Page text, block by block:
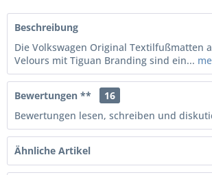
Beschreibung
Die Volkswagen Original Textilfußmatten
Velours mit Tiguan Branding sind ein...
Bewertungen **
16
Bewertungen lesen, schreiben und
Ähnliche Artikel